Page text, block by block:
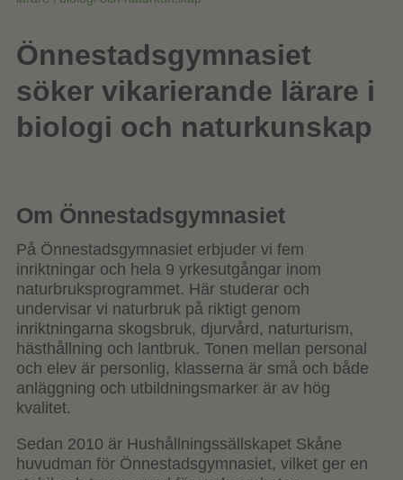
Önnestadsgymnasiet
söker vikarierande lärare i
biologi och naturkunskap
Om Önnestadsgymnasiet
På Önnestadsgymnasiet erbjuder vi fem
inriktningar och hela 9 yrkesutgångar inom
naturbruksprogrammet. Här studerar och
undervisar vi naturbruk på riktigt genom
inriktningarna skogsbruk, djurvård, naturturism,
hästhållning och lantbruk. Tonen mellan personal
och elev är personlig, klasserna är små och både
anläggning och utbildningsmarker är av hög
kvalitet.
Sedan 2010 är Hushållningssällskapet Skåne
huvudman för Önnestadsgymnasiet, vilket ger en